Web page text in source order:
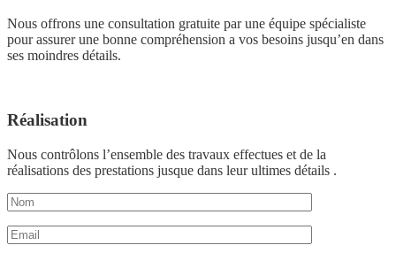
Nous offrons une consultation gratuite par une équipe spécialiste
pour assurer une bonne compréhension a vos besoins jusqu’en dans
ses moindres détails.
Réalisation
Nous contrôlons l’ensemble des travaux effectues et de la
réalisations des prestations jusque dans leur ultimes détails .